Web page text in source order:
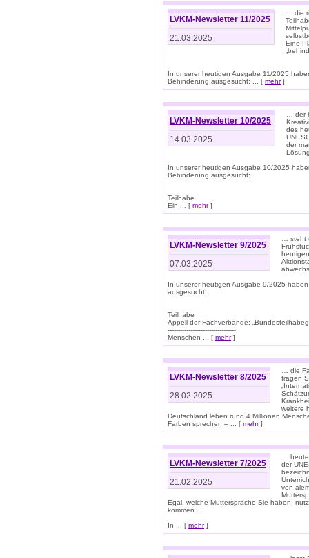
LVKM-Newsletter 11/2025
21.03.2025
… die
Eine
In unserer heutigen Ausgabe 11/2025
Behinderung ausgesucht: ... [ mehr]
LVKM-Newsletter 10/2025
14.03.2025
… der
des
der
In unserer heutigen Ausgabe 10/2025
Behinderung ausgesucht:
Teilhabe
Ein ... [ mehr]
LVKM-Newsletter 9/2025
07.03.2025
… steht
In unserer heutigen Ausgabe 9/2025
ausgesucht:
Teilhabe
Appell der Fachverbände:
---------------------------------
Menschen ... [ mehr]
LVKM-Newsletter 8/2025
28.02.2025
… die
fragen
weitere
Deutschland leben rund 4 Millionen
Farben sprechen – ... [ mehr]
LVKM-Newsletter 7/2025
21.02.2025
…
der
von
Egal, welche Muttersprache Sie haben,
kommen …
In ... [ mehr]